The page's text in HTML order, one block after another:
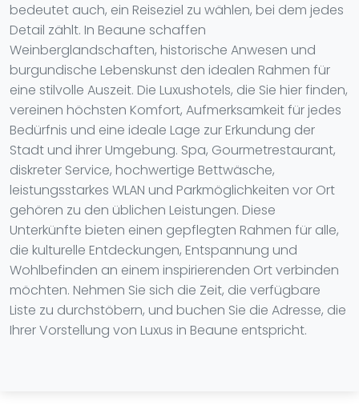
bedeutet auch, ein Reiseziel zu wählen, bei dem jedes
Detail zählt. In Beaune schaffen
Weinberglandschaften, historische Anwesen und
burgundische Lebenskunst den idealen Rahmen für
eine stilvolle Auszeit. Die Luxushotels, die Sie hier finden,
vereinen höchsten Komfort, Aufmerksamkeit für jedes
Bedürfnis und eine ideale Lage zur Erkundung der
Stadt und ihrer Umgebung. Spa, Gourmetrestaurant,
diskreter Service, hochwertige Bettwäsche,
leistungsstarkes WLAN und Parkmöglichkeiten vor Ort
gehören zu den üblichen Leistungen. Diese
Unterkünfte bieten einen gepflegten Rahmen für alle,
die kulturelle Entdeckungen, Entspannung und
Wohlbefinden an einem inspirierenden Ort verbinden
möchten. Nehmen Sie sich die Zeit, die verfügbare
Liste zu durchstöbern, und buchen Sie die Adresse, die
Ihrer Vorstellung von Luxus in Beaune entspricht.